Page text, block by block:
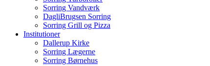
Sorring Vandværk
DagliBrugsen Sorring
Sorring Grill og Pizza
Institutioner
Dallerup Kirke
Sorring Lægerne
Sorring Børnehus